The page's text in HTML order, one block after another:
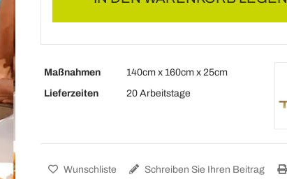
Maßnahmen
140cm x 160cm x 25cm
Lieferzeiten
20 Arbeitstage
Wunschliste Schreiben Sie Ihren Beitrag